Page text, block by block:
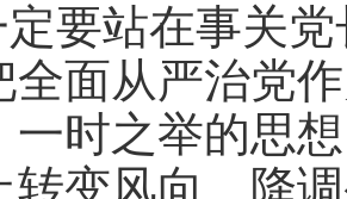
要站在事关
全面从严治党
一时之举的思
转变风向、降